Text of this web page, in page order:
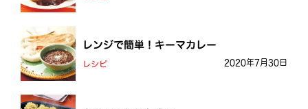
レンジで簡単！キーマカレー
レシピ 2020年7月30日